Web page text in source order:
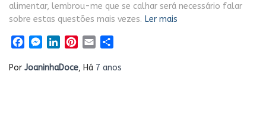
alimentar, lembrou-me que se calhar será necessário falar
sobre estas questões mais vezes. Ler mais
Facebook
Messenger
LinkedInPinterest
Email
Por JoaninhaDoce, Há 7 anos